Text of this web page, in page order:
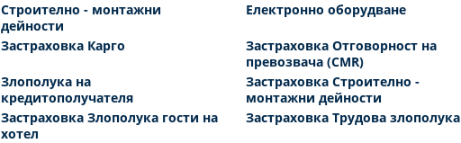
Строително - монтажни
дейности
Електронно оборудване
Застраховка Карго
Застраховка Отговорност на
превозвача (CMR)
Злополука на
кредитополучателя
Застраховка Строително -
монтажни дейности
Застраховка Злополука гости на
хотел
Застраховка Трудова злополука